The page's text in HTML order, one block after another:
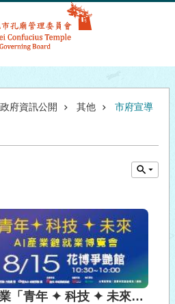
政府資訊公開 其他 市府宣導
Team Taipei 挺就業「青年 ✦ 科技 ✦ 未來」AI產業鏈就業博覽會